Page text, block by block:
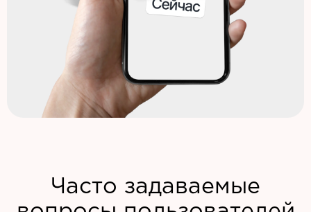
Часто задаваемые